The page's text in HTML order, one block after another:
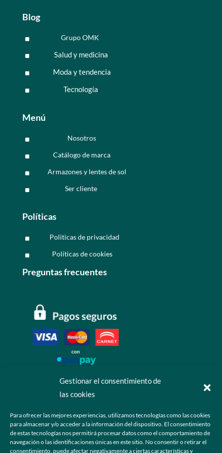
Gestionar el consentimiento de
las cookies
Para ofrecer las mejores experiencias, utilizamos tecnologías como las cookies
para almacenar y/o acceder a la información del dispositivo. El consentimiento
de estas tecnologías nos permitirá procesar datos como el comportamiento de
navegación o las identificaciones únicas en este sitio. No consentir o retirar el
consentimiento, puede afectar negativamente a ciertas características y
Blog
^ Grupo OMK
^ Salud y medicina
^ Moda y tendencia
^ Tecnología
Menú
^ Nosotros
^ Catálogo de marca
^ Armazones y lentes de sol
^ Ser cliente
Políticas
^ Politicas de privacidad
^ Políticas de cookies
Preguntas frecuentes
 +52 55 6173 7725 (Ventas)
 hola@grupo-omk.com